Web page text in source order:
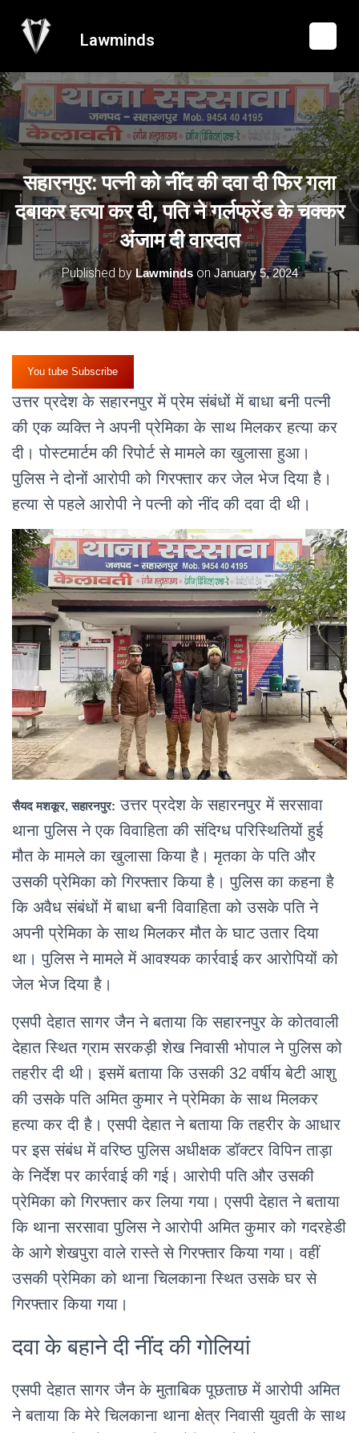
Lawminds
सहारनपुर: पत्नी को नींद की दवा दी फिर गला
दबाकर हत्या कर दी, पति ने गर्लफ्रेंड के चक्कर
अंजाम दी वारदात
Published by Lawmindson January 5, 2024
You tube Subscribe
उत्तर प्रदेश के सहारनपुर में प्रेम संबंधों में बाधा बनी पत्नी
की एक व्यक्ति ने अपनी प्रेमिका के साथ मिलकर हत्या कर
दी। पोस्टमार्टम की रिपोर्ट से मामले का खुलासा हुआ।
पुलिस ने दोनों आरोपी को गिरफ्तार कर जेल भेज दिया है।
हत्या से पहले आरोपी ने पत्नी को नींद की दवा दी थी।
सैयद मशकूर, सहारनपुर: उत्तर प्रदेश के सहारनपुर में सरसावा
थाना पुलिस ने एक विवाहिता की संदिग्ध परिस्थितियों हुई
मौत के मामले का खुलासा किया है। मृतका के पति और
उसकी प्रेमिका को गिरफ्तार किया है। पुलिस का कहना है
कि अवैध संबंधों में बाधा बनी विवाहिता को उसके पति ने
अपनी प्रेमिका के साथ मिलकर मौत के घाट उतार दिया
था। पुलिस ने मामले में आवश्यक कार्रवाई कर आरोपियों को
जेल भेज दिया है।
एसपी देहात सागर जैन ने बताया कि सहारनपुर के कोतवाली
देहात स्थित ग्राम सरकड़ी शेख निवासी भोपाल ने पुलिस को
तहरीर दी थी। इसमें बताया कि उसकी 32 वर्षीय बेटी आशु
की उसके पति अमित कुमार ने प्रेमिका के साथ मिलकर
हत्या कर दी है। एसपी देहात ने बताया कि तहरीर के आधार
पर इस संबंध में वरिष्ठ पुलिस अधीक्षक डॉक्टर विपिन ताड़ा
के निर्देश पर कार्रवाई की गई। आरोपी पति और उसकी
प्रेमिका को गिरफ्तार कर लिया गया। एसपी देहात ने बताया
कि थाना सरसावा पुलिस ने आरोपी अमित कुमार को गदरहेडी
के आगे शेखपुरा वाले रास्ते से गिरफ्तार किया गया। वहीं
उसकी प्रेमिका को थाना चिलकाना स्थित उसके घर से
गिरफ्तार किया गया।
दवा के बहाने दी नींद की गोलियां
एसपी देहात सागर जैन के मुताबिक पूछताछ में आरोपी अमित
ने बताया कि मेरे चिलकाना थाना क्षेत्र निवासी युवती के साथ